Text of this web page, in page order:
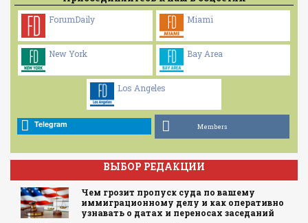
ForumDaily Miami
New York Bay Area
Los Angeles
Telegram Members
ВЫБОР РЕДАКЦИИ
Чем грозит пропуск суда по вашему
иммиграционному делу и как оперативно
узнавать о датах и переносах заседаний